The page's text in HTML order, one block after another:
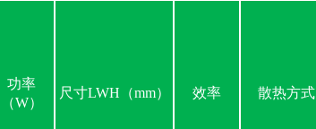
功率
（W）
尺寸LWH（mm） 效率 散热方式